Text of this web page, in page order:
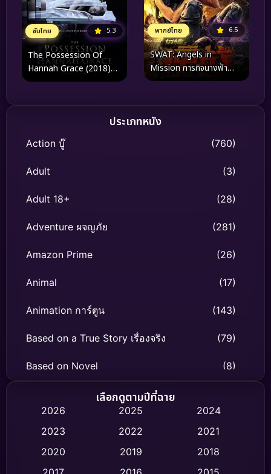
ซับไทย 5.3
The Possession​ Of
Hannah Grace (2018)
ห้องเก็บศพ
พากย์ไทย 6.5
SWAT: Angels in
Mission ภารกิจนางฟ้า
หน่วยสวาท (2024)
ประเภทหนัง
Action บู๊ (760)
Adult (3)
Adult 18+ (28)
Adventure ผจญภัย (281)
Amazon Prime (26)
Animal (17)
Animation การ์ตูน (143)
Based on a True Story เรื่องจริง (79)
Based on Novel (8)
Biography ชีวิตจริง
Classic หนังคลาสสิก (47)
เลือกดูตามปีที่ฉาย
2026 2025
2024
2023
2022
2021
2020
2019
2018